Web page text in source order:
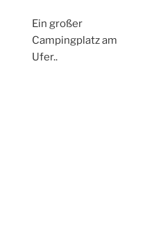
Ein großer
Campingplatz am
Ufer..